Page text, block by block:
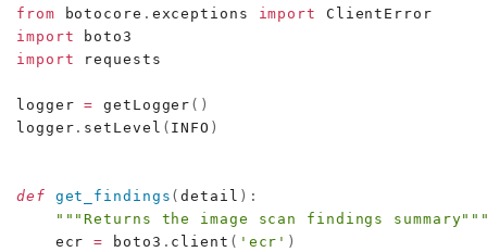
from botocore . exceptions import
import
import requests
logger = getLogger ( )
logger . setLevel ( INFO )
def get_findings (detail ) :
"""Returns the image scan findings
    ecr
= boto3 . client ( 'ecr' )